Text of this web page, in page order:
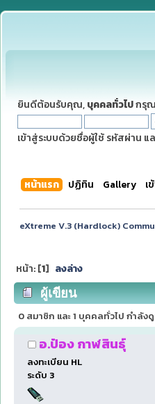
ยินดีต้อนรับคุณ, บุคคลทั่วไปกรุ
เข้าสู่ระบบด้วยชื่อผู้ใช้ รหัสผ่าน แล
หน้าแรก ปฏิทิน Gallery เ
eXtreme V.3 (Hardlock)
หน้า: [1] ลงล่าง
ผู้เขียน
0 สมาชิก และ 1 บุคคลทั่วไป กำลัง
อ.ป๋อง กาฬสินธุ์
ลงทะเบียน HL
ระดับ 3